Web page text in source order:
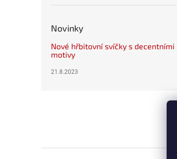
Novinky
Nové hřbitovní svíčky s decentními
motivy
21.8.2023